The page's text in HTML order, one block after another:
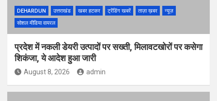
DEHARDUN उत्तराखंड खबर हटकर ट्रेंडिंग खबरें ताज़ा ख़बर
न्यूज़
सोशल मीडिया वायरल
प्रदेश में नकली डेयरी उत्पादों पर सख्ती, मिलावटखोरों पर कसेगा
शिकंजा, ये आदेश हुआ जारी
August 8, 2026 admin